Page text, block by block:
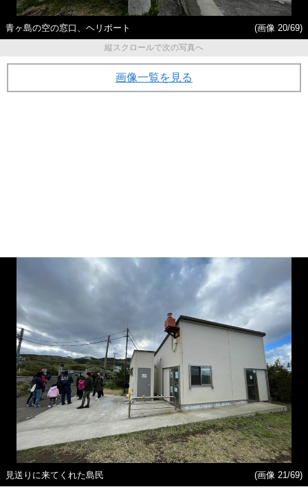
青ヶ島の空の窓口、ヘリポート
(画像 20/69)
縦スクロールで次の写真へ
画像一覧を見る
見送りに来てくれた島民 (画像 21/69)